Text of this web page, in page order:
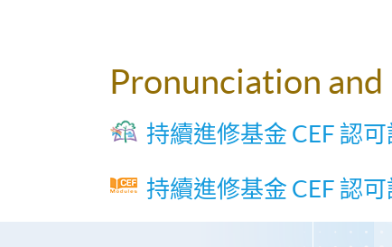
Pronunciation and
持續進修基金 CEF 認可
持續進修基金 CEF 認